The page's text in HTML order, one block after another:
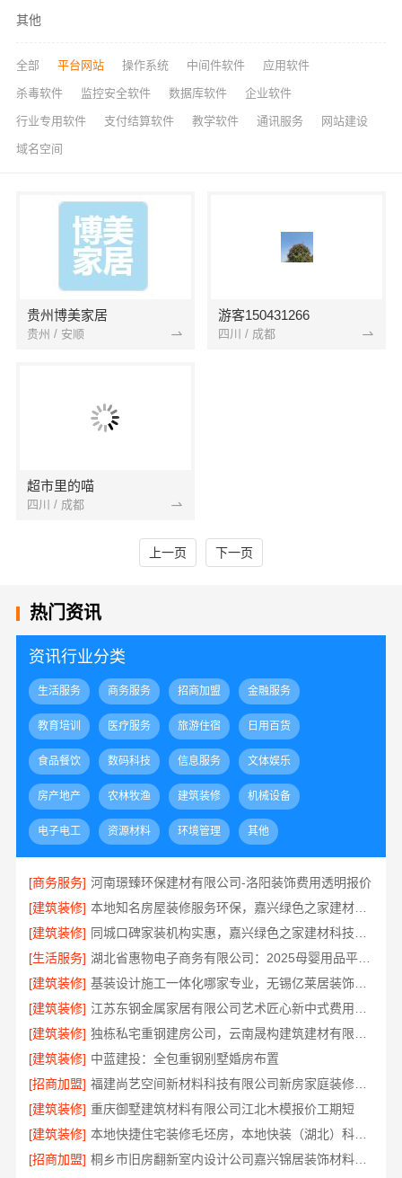
其他
全部 平台网站 操作系统 中间件软件 应用软件
杀毒软件 监控安全软件 数据库软件 企业软件
行业专用软件 支付结算软件 教学软件 通讯服务 网站建设
域名空间
贵州博美家居
贵州 / 安顺
游客150431266
四川 / 成都
超市里的喵
四川 / 成都
上一页 下一页
热门资讯
资讯行业分类
生活服务 商务服务 招商加盟 金融服务
教育培训 医疗服务 旅游住宿 日用百货
食品餐饮 数码科技 信息服务 文体娱乐
房产地产 农林牧渔 建筑装修 机械设备
电子电工 资源材料 环境管理 其他
[商务服务] 河南璟臻环保建材有限公司-洛阳装饰费用透明报价
[建筑装修]
本地知名房屋装修服务环保，嘉兴绿色之家建材科技有限公司绿色家装首选
[建筑装修]
[生活服务]
湖北省惠物电子商务有限公司：2025母婴用品平台优缺点分析
[建筑装修]
基装设计施工一体化哪家专业，无锡亿莱居装饰工程材料有限公司
[建筑装修]
[建筑装修]
[建筑装修] 中蓝建投：全包重钢别墅婚房布置
[招商加盟]
福建尚艺空间新材料科技有限公司新房家庭装修上门量房整体落地
[建筑装修] 重庆御墅建筑材料有限公司江北木模报价工期短
[建筑装修]
本地快捷住宅装修毛坯房，本地快装（湖北）科技有限公司透明报价
[招商加盟]
桐乡市旧房翻新室内设计公司嘉兴锦居装饰材料有限公司